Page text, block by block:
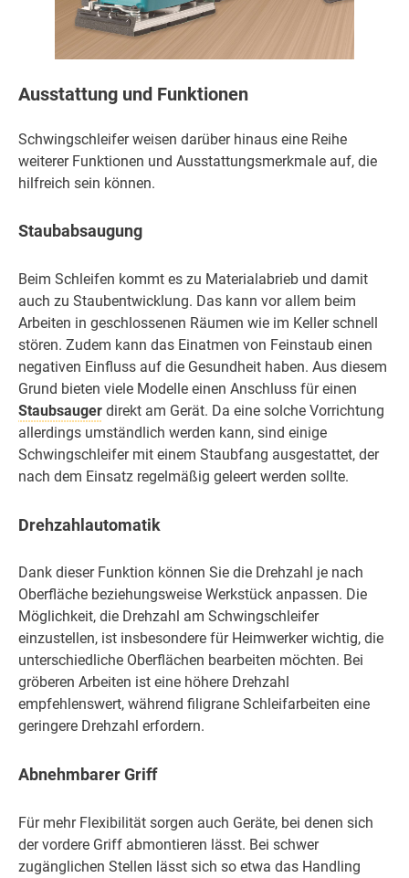
Ausstattung und Funktionen
Schwingschleifer weisen darüber hinaus eine Reihe
weiterer Funktionen und Ausstattungsmerkmale auf, die
hilfreich sein können.
Staubabsaugung
Beim Schleifen kommt es zu Materialabrieb und damit
auch zu Staubentwicklung. Das kann vor allem beim
Arbeiten in geschlossenen Räumen wie im Keller schnell
stören. Zudem kann das Einatmen von Feinstaub einen
negativen Einfluss auf die Gesundheit haben. Aus diesem
Grund bieten viele Modelle einen Anschluss für einen
Staubsauger direkt am Gerät. Da eine solche Vorrichtung
allerdings umständlich werden kann, sind einige
Schwingschleifer mit einem Staubfang ausgestattet, der
nach dem Einsatz regelmäßig geleert werden sollte.
Drehzahlautomatik
Dank dieser Funktion können Sie die Drehzahl je nach
Oberfläche beziehungsweise Werkstück anpassen. Die
Möglichkeit, die Drehzahl am Schwingschleifer
einzustellen, ist insbesondere für Heimwerker wichtig, die
unterschiedliche Oberflächen bearbeiten möchten. Bei
gröberen Arbeiten ist eine höhere Drehzahl
empfehlenswert, während filigrane Schleifarbeiten eine
geringere Drehzahl erfordern.
Abnehmbarer Griff
Für mehr Flexibilität sorgen auch Geräte, bei denen sich
der vordere Griff abmontieren lässt. Bei schwer
zugänglichen Stellen lässt sich so etwa das Handling